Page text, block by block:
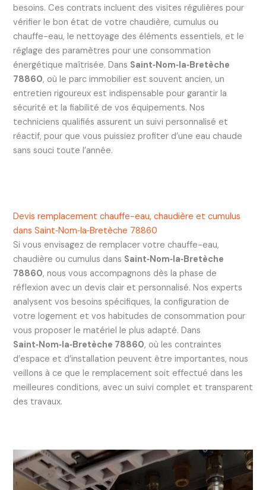
besoins. Ces contrats incluent des visites régulières pour
vérifier le bon état de votre chaudière, cumulus ou
chauffe-eau, le nettoyage des éléments essentiels, et le
réglage des paramètres pour une consommation
énergétique maîtrisée. Dans Saint‑Nom‑la‑Bretèche
78860, où le parc immobilier est souvent ancien, un
entretien rigoureux est indispensable pour garantir la
sécurité et la fiabilité de vos équipements. Nos
techniciens qualifiés assurent un suivi personnalisé et
réactif, pour que vous puissiez profiter d’une eau chaude
sans souci toute l’année.
Devis remplacement chauffe-eau, chaudière et cumulus
dans Saint‑Nom‑la‑Bretèche 78860
Si vous envisagez de remplacer votre chauffe-eau,
chaudière ou cumulus dans Saint‑Nom‑la‑Bretèche
78860, nous vous accompagnons dès la phase de
réflexion avec un devis clair et personnalisé. Nos experts
analysent vos besoins spécifiques, la configuration de
votre logement et vos habitudes de consommation pour
vous proposer le matériel le plus adapté. Dans
Saint‑Nom‑la‑Bretèche 78860, où les contraintes
d’espace et d’installation peuvent être importantes, nous
veillons à ce que le remplacement soit effectué dans les
meilleures conditions, avec un suivi complet et transparent
des travaux.